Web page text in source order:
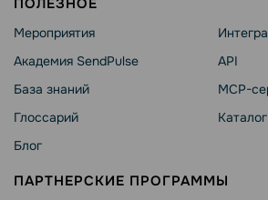
Мероприятия
Академия SendPulse
База знаний
Глоссарий
Блог
API
MCP-
ПАРТНЕРСКИЕ ПРОГРАММЫ